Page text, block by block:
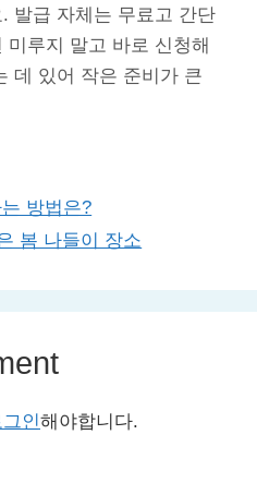
발급 자체는 무료고 간단
루지 말고 바로 신청해
데 있어 작은 준비가 큰
방법은?
봄 나들이 장소
그인해야합니다.